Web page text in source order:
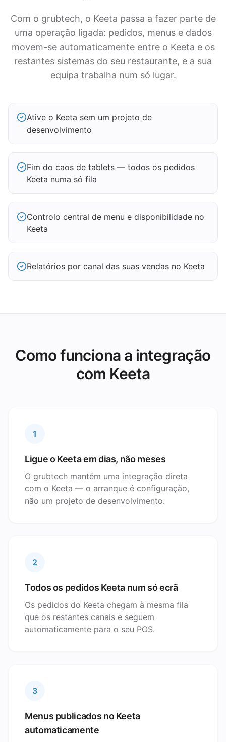
Com o grubtech, o Keeta passa a fazer parte de
uma operação ligada: pedidos, menus e dados
movem-se automaticamente entre o Keeta e os
restantes sistemas do seu restaurante, e a sua
equipa trabalha num só lugar.
Ative o Keeta sem um projeto de
desenvolvimento
Fim do caos de tablets — todos os pedidos
Keeta numa só fila
Controlo central de menu e disponibilidade no
Keeta
Relatórios por canal das suas vendas no Keeta
Como funciona a integração
com Keeta
1
Ligue o Keeta em dias, não meses
O grubtech mantém uma integração direta
com o Keeta — o arranque é configuração,
não um projeto de desenvolvimento.
2
Todos os pedidos Keeta num só ecrã
Os pedidos do Keeta chegam à mesma fila
que os restantes canais e seguem
automaticamente para o seu POS.
3
Menus publicados no Keeta
automaticamente